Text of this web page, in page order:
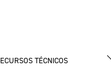
TÉCNICOS